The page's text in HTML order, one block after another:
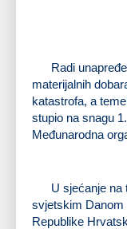
Radi
materijalnih
katastrofa, a
stupio na snagu
Međunarodna
U sjećanje na
svjetskim Danom
Republike